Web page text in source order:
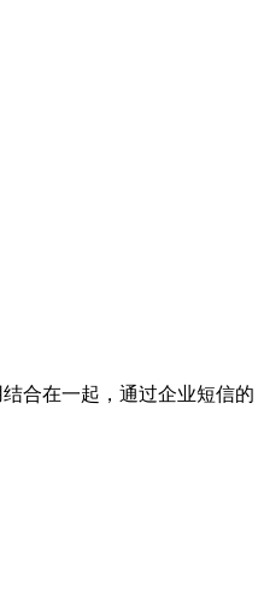
合在一起，通过企业短信的